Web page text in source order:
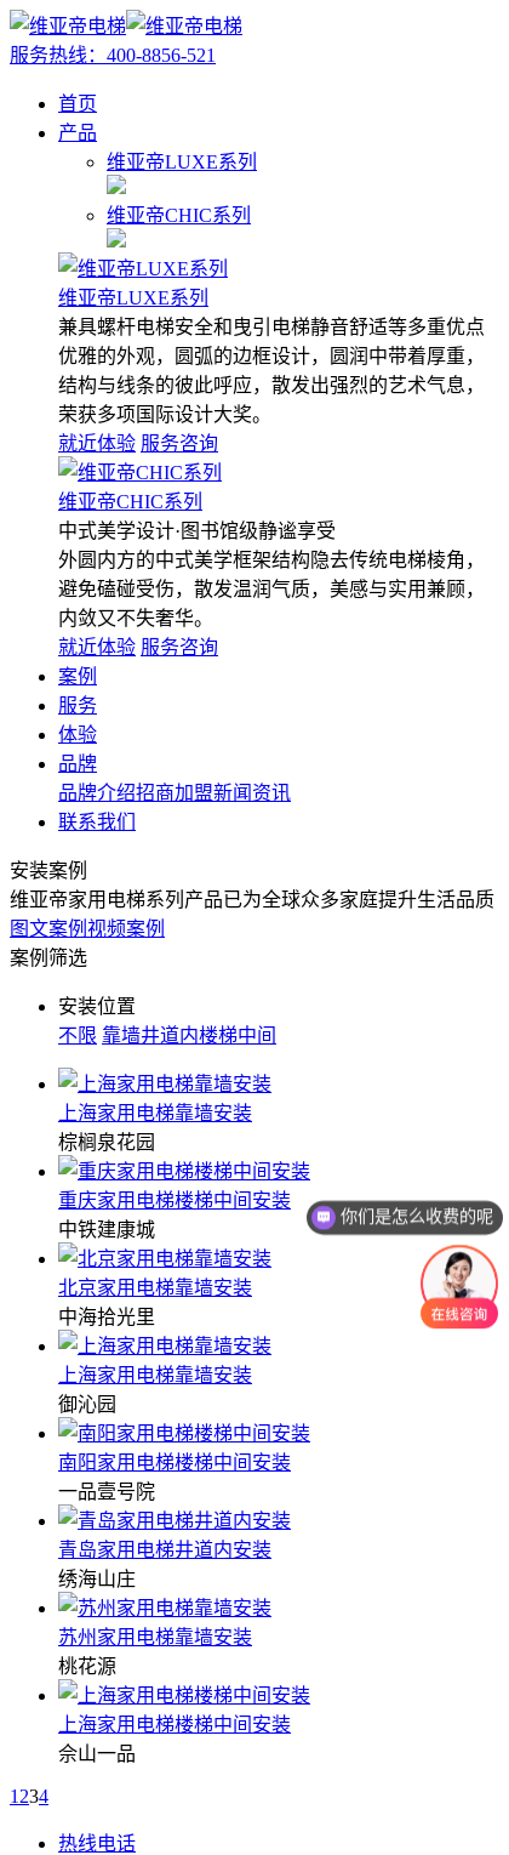
服务热线： 400-8856-521
首页
产品
维亚帝LUXE系列
维亚帝CHIC系列
维亚帝LUXE系列
兼具螺杆电梯安全和曳引电梯静音舒适等多重优点
优雅的外观，圆弧的边框设计，圆润中带着厚重，
结构与线条的彼此呼应，散发出强烈的艺术气息，
荣获多项国际设计大奖。
就近体验 服务咨询
维亚帝CHIC系列
中式美学设计·图书馆级静谧享受
外圆内方的中式美学框架结构隐去传统电梯棱角，
避免磕碰受伤，散发温润气质，美感与实用兼顾，
内敛又不失奢华。
就近体验 服务咨询
案例
服务
体验
品牌
品牌介绍招商加盟新闻资讯
联系我们
安装案例
维亚帝家用电梯系列产品已为全球众多家庭提升生活品质
图文案例 视频案例
案例筛选
安装位置
不限 靠墙井道内楼梯中间
上海家用电梯靠墙安装
棕榈泉花园
重庆家用电梯楼梯中间安装
中铁建康城
北京家用电梯靠墙安装
中海拾光里
上海家用电梯靠墙安装
御沁园
南阳家用电梯楼梯中间安装
一品壹号院
青岛家用电梯井道内安装
绣海山庄
苏州家用电梯靠墙安装
桃花源
上海家用电梯楼梯中间安装
佘山一品
1 234
热线电话
你们是怎么收费的呢